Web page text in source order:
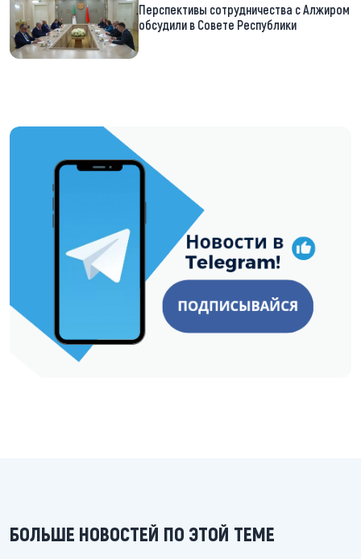
Перспективы сотрудничества с Алжиром
обсудили в Совете Республики
https://t.me/minskctvby
БОЛЬШЕ НОВОСТЕЙ ПО ЭТОЙ ТЕМЕ